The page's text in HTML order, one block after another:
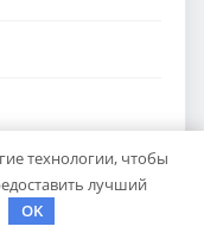
технологии, чтобы
лучший
OK